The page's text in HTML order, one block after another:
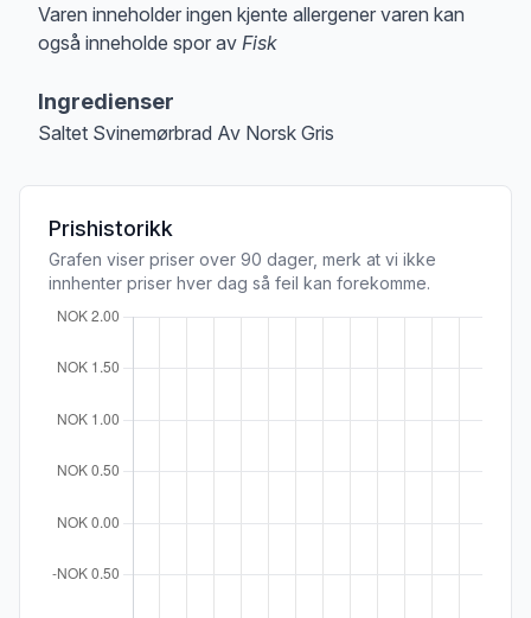
Varen inneholder ingen kjente allergener varen kan
også inneholde spor av Fisk
Ingredienser
Saltet Svinemørbrad Av Norsk Gris
Prishistorikk
Grafen viser priser over 90 dager, merk at vi ikke
innhenter priser hver dag så feil kan forekomme.